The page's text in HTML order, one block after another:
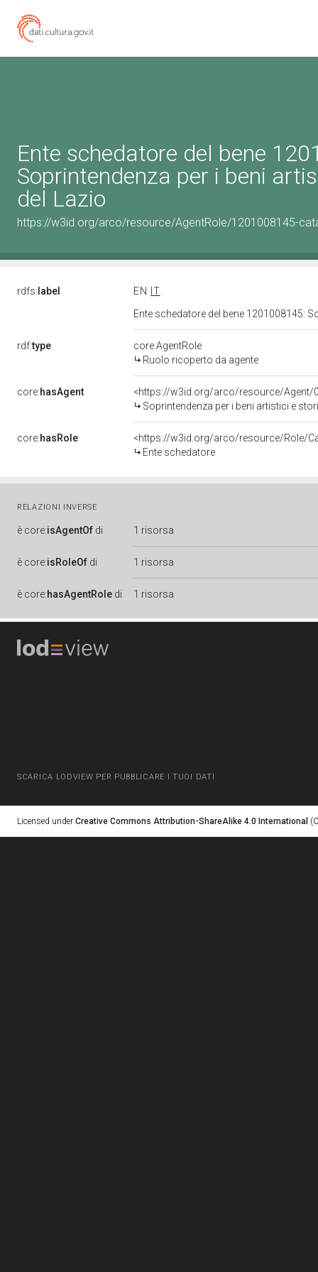
Ente schedatore del bene
Soprintendenza per i beni
del Lazio
https://w3id.org/arco/resource/AgentRole/1201008145-
rdfs: label EN
IT
Ente schedatore del bene 1201008145:
rdf:type
core:AgentRole
Ruolo ricoperto da agente
core:hasAgent
<https://w3id.org/arco/resource/Agent/
Soprintendenza per i beni artistici e
core:hasRole
<https://w3id.org/arco/resource/Role/
Ente schedatore
RELAZIONI INVERSE
è core:isAgentOf di 1 risorsa
è core:isRoleOf di 1 risorsa
è core:hasAgentRole di 1 risorsa
SCARICA LODVIEW PER PUBBLICARE I TUOI DATI
Licensed under Creative Commons Attribution-ShareAlike 4.0 International